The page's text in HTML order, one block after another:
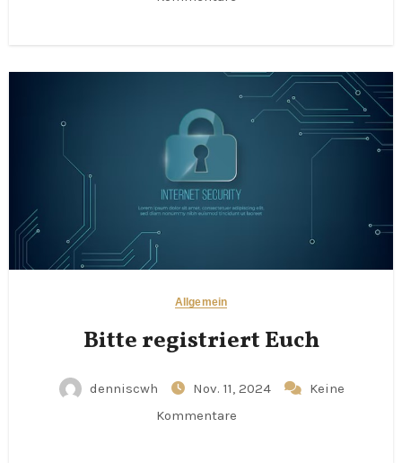
Allgemein
Bitte registriert Euch
denniscwh Nov. 11, 2024
Keine
Kommentare